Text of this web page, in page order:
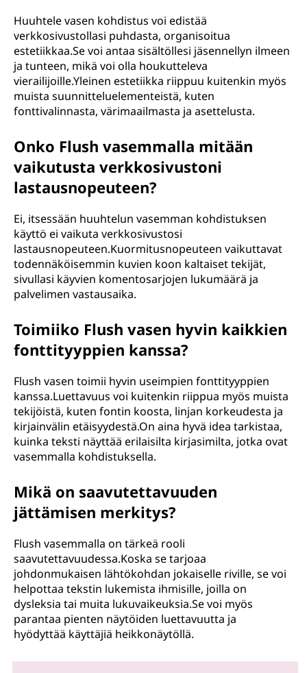
Huuhtele vasen kohdistus voi edistää
verkkosivustollasi puhdasta, organisoitua
estetiikkaa.Se voi antaa sisältöllesi jäsennellyn ilmeen
ja tunteen, mikä voi olla houkutteleva
vierailijoille.Yleinen estetiikka riippuu kuitenkin myös
muista suunnitteluelementeistä, kuten
fonttivalinnasta, värimaailmasta ja asettelusta.
Onko Flush vasemmalla mitään
vaikutusta verkkosivustoni
lastausnopeuteen?
Ei, itsessään huuhtelun vasemman kohdistuksen
käyttö ei vaikuta verkkosivustosi
lastausnopeuteen.Kuormitusnopeuteen vaikuttavat
todennäköisemmin kuvien koon kaltaiset tekijät,
sivullasi käyvien komentosarjojen lukumäärä ja
palvelimen vastausaika.
Toimiiko Flush vasen hyvin kaikkien
fonttityyppien kanssa?
Flush vasen toimii hyvin useimpien fonttityyppien
kanssa.Luettavuus voi kuitenkin riippua myös muista
tekijöistä, kuten fontin koosta, linjan korkeudesta ja
kirjainvälin etäisyydestä.On aina hyvä idea tarkistaa,
kuinka teksti näyttää erilaisilta kirjasimilta, jotka ovat
vasemmalla kohdistuksella.
Mikä on saavutettavuuden
jättämisen merkitys?
Flush vasemmalla on tärkeä rooli
saavutettavuudessa.Koska se tarjoaa
johdonmukaisen lähtökohdan jokaiselle riville, se voi
helpottaa tekstin lukemista ihmisille, joilla on
dysleksia tai muita lukuvaikeuksia.Se voi myös
parantaa pienten näytöiden luettavuutta ja
hyödyttää käyttäjiä heikkonäytöllä.